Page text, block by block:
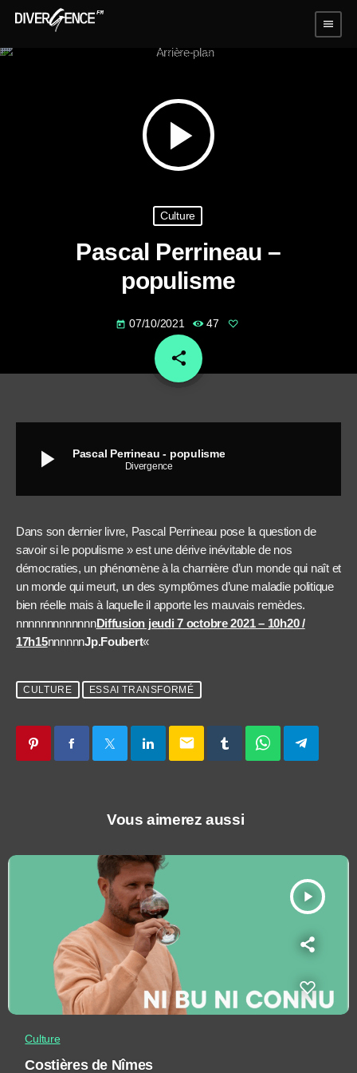
menu
play_arrow
Culture
Pascal Perrineau –
populisme
today 07/10/2021 47
share
email
play_arrow Pascal Perrineau - populisme
Divergence
Dans son dernier livre, Pascal Perrineau pose la question de
savoir si le populisme » est une dérive inévitable de nos
démocraties, un phénomène à la charnière d’un monde qui naît et
un monde qui meurt, un des symptômes d’une maladie politique
bien réelle mais à laquelle il apporte les mauvais remèdes.
nnnnnnnnnnnnnDiffusion jeudi 7 octobre 2021 – 10h20 /
17h15nnnnnnJp.Foubert«
CULTURE ESSAI TRANSFORMÉ
email
Vous aimerez aussi
play_arrow
Culture
Costières de Nîmes